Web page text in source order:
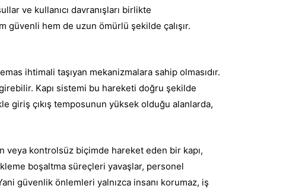
ve kullanıcı davranışları birlikte
hem de uzun ömürlü şekilde çalışır.
ihtimali taşıyan mekanizmalara sahip olmasıdır.
girebilir. Kapı sistemi bu hareketi doğru şekilde
giriş çıkış temposunun yüksek olduğu alanlarda,
veya kontrolsüz biçimde hareket eden bir kapı,
boşaltma süreçleri yavaşlar, personel
güvenlik önlemleri yalnızca insanı korumaz, iş